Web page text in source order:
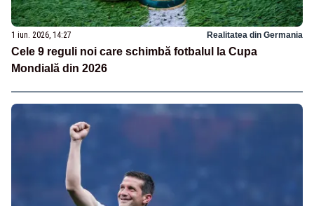
1 iun. 2026, 14:27 Realitatea din Germania
Cele 9 reguli noi care schimbă fotbalul la Cupa
Mondială din 2026